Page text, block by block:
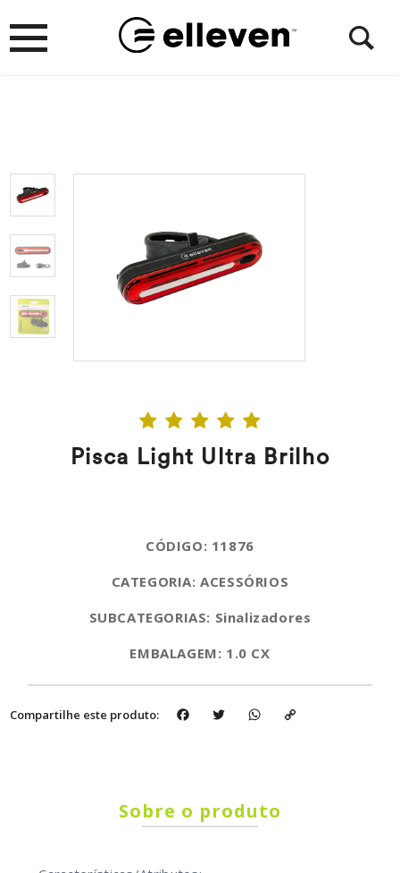
Pisca Light Ultra Brilho
CÓDIGO: 11876
CATEGORIA: ACESSÓRIOS
SUBCATEGORIAS: Sinalizadores
EMBALAGEM: 1.0 CX
Compartilhe este produto: FacebookTwitter WhatsApp
Sobre o produto